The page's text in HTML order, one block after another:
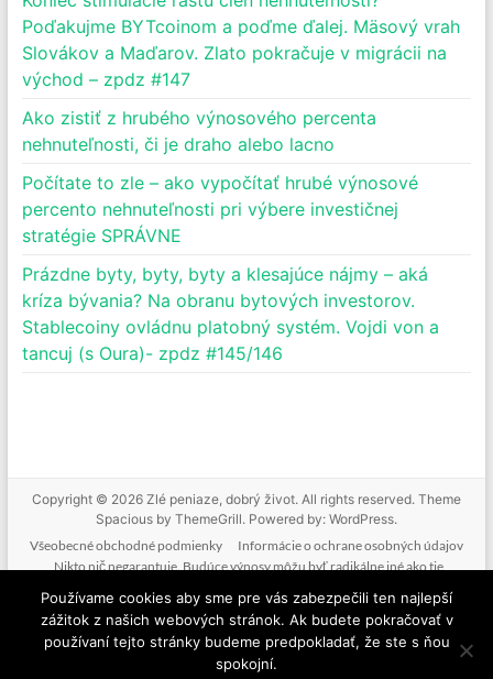
Poďakujme BYTcoinom a poďme ďalej. Mäsový vrah
Slovákov a Maďarov. Zlato pokračuje v migrácii na
východ – zpdz #147
Ako zistiť z hrubého výnosového percenta
nehnuteľnosti, či je draho alebo lacno
Počítate to zle – ako vypočítať hrubé výnosové
percento nehnuteľnosti pri výbere investičnej
stratégie SPRÁVNE
Prázdne byty, byty, byty a klesajúce nájmy – aká
kríza bývania? Na obranu bytových investorov.
Stablecoiny ovládnu platobný systém. Vojdi von a
tancuj (s Oura)- zpdz #145/146
Copyright © 2026 Zlé peniaze, dobrý život. All rights reserved. Theme
Spaciousby ThemeGrill. Powered by: WordPress.
Všeobecné obchodné podmienky
Informácie o ochrane osobných údajov
Nikto nič negarantuje. Budúce výnosy môžu byť radikálne iné ako tie
doterajšie. Nikto nevie predpovedať budúcnosť. Tak ako nebudeme mať podiel
na vašich ziskoch, nenesieme zodpovednosť ani za vaše straty. Poskytované
informácie nie sú investičným odporúčaním. Nič z toho, čo je na tejto stránke, v
mailoch, v produktoch alebo službách nie je žiadnou formou finančného
poradenstva. Ide o komentovanie a vzdelávanie.
Používame cookies aby sme pre vás zabezpečili ten najlepší
zážitok z našich webových stránok. Ak budete pokračovať v
používaní tejto stránky budeme predpokladať, že ste s ňou
spokojní.